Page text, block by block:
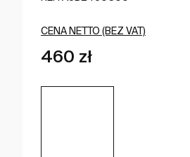
CENA NETTO (BEZ VAT)
460 zł